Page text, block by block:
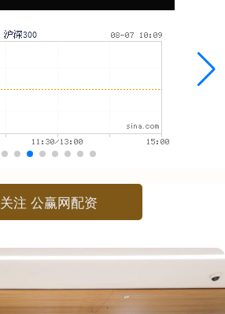
关注 公赢网配资